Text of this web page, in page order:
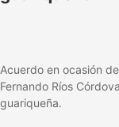
Acuerdo en ocasión
Fernando Ríos
guariqueña.